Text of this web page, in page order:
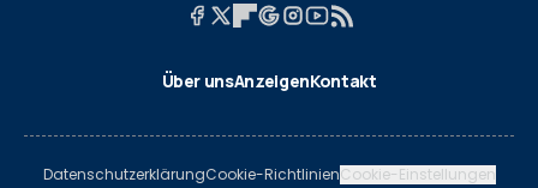
Über unsAnzeigenKontakt
DatenschutzerklärungCookie-RichtlinienCookie-Einstellungen